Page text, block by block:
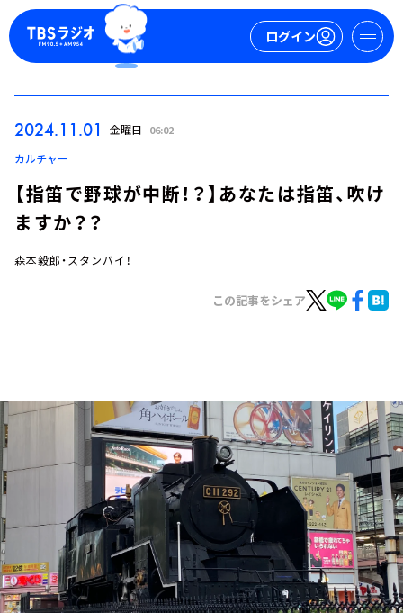
ログイン
お知らせ
イベント・グッズ
YouTube
会社情報
2024.11.01 金曜日 06:02
カルチャー
【指笛で野球が中断！？】あなたは指笛、吹け
ますか？？
森本毅郎・スタンバイ！
この記事をシェア